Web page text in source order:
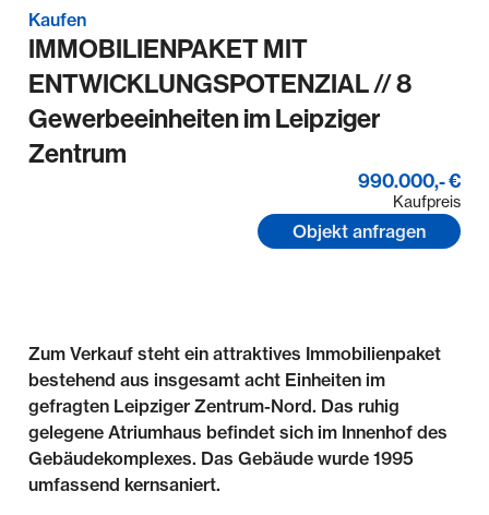
Kaufen
IMMOBILIENPAKET MIT
ENTWICKLUNGSPOTENZIAL // 8
Gewerbeeinheiten im Leipziger
Zentrum
990.000,- €
Kaufpreis
Objekt anfragen
Zum Verkauf steht ein attraktives Immobilienpaket
bestehend aus insgesamt acht Einheiten im
gefragten Leipziger Zentrum-Nord. Das ruhig
gelegene Atriumhaus befindet sich im Innenhof des
Gebäudekomplexes. Das Gebäude wurde 1995
umfassend kernsaniert.